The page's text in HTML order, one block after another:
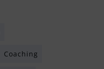
Coaching